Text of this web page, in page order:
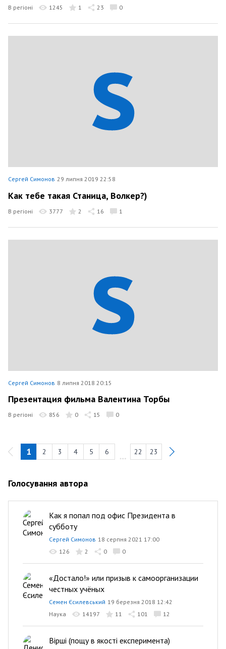
В регіоні 1245 1 23 0
Сергей Симонов 29 липня 2019 22:58
Как тебе такая Станица, Волкер?)
В регіоні 3777 2 16 1
Сергей Симонов 8 липня 2018 20:15
Презентация фильма Валентина Торбы
В регіоні 856 0 15 0
1 2 3 4 5 6 22 23
Голосування автора
Как я попал под офис Президента в
субботу
Сергей Симонов 18 серпня 2021 17:00
126
2 0 0
«Достало!» или призыв к самоорганизации
честных учёных
Семен Єсилевський 19 березня 2018 12:42
Наука
14197 11 101 12
Вірші (пощу в якості експеримента)